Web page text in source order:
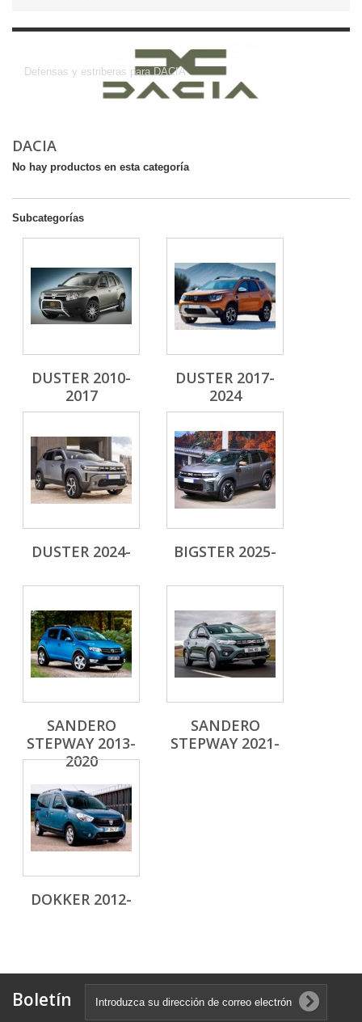
Defensas y estriberas para DACIA
DACIA
No hay productos en esta categoría
Subcategorías
DUSTER 2010-
2017
DUSTER 2017-
2024
DUSTER 2024- BIGSTER 2025-
SANDERO
STEPWAY 2013-
2020
SANDERO
STEPWAY 2021-
DOKKER 2012-
Boletín